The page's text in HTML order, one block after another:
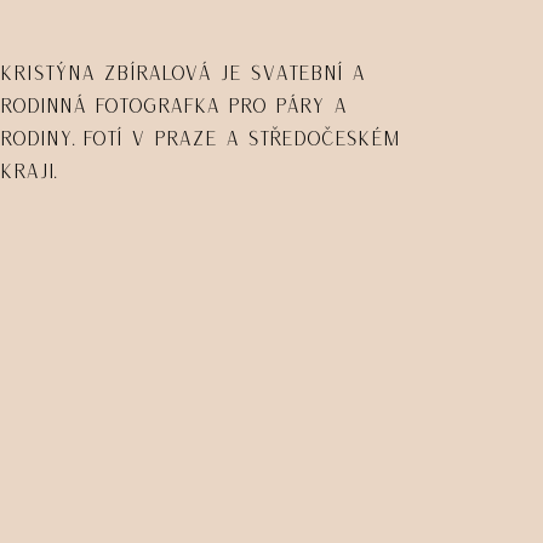
Kristýna Zbíralová je svatební a
rodinná fotografka pro páry a
rodiny. Fotí v Praze a Středočeském
kraji.